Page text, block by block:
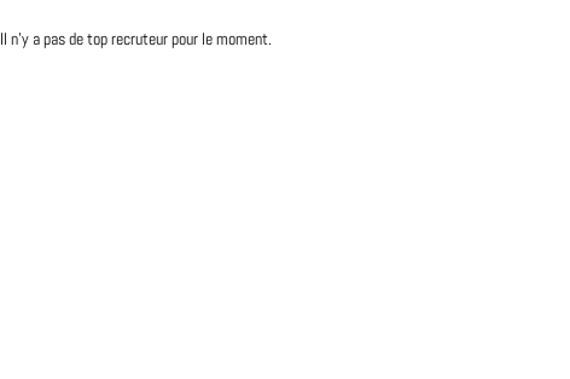
Il n'y a pas de top recruteur pour le moment.